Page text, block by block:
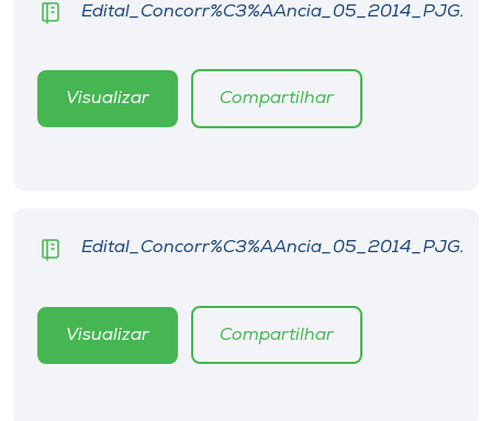
Museu
Unoesc
Store
o idioma
Edital_Concorr%C3%AAncia_05_2014_PJG.
Visualizar Compartilhar
Edital_Concorr%C3%AAncia_05_2014_PJG.
Visualizar Compartilhar